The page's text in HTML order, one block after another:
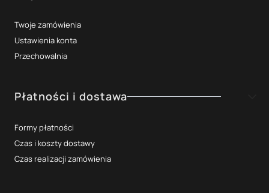
Twoje zamówienia
Ustawienia konta
Przechowalnia
Płatności i dostawa
Formy płatności
Czas i koszty dostawy
Czas realizacji zamówienia